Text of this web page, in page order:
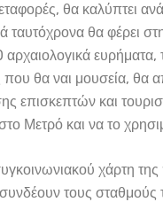
θα καλύπτει
θα φέρει
ευρήματα,
θα ναι μουσεία, θα
και
Μετρό και να το
χάρτη
τους σταθμούς